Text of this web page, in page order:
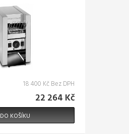
18 400 Kč Bez DPH
22 264 Kč
DO KOŠÍKU